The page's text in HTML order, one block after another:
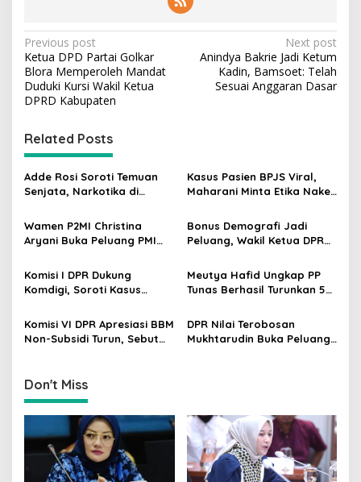
P
o
s
n
a
v
g
a
t
i
o
n
Previous post
Ketua DPD Partai Golkar
Blora Memperoleh Mandat
Duduki Kursi Wakil Ketua
DPRD Kabupaten
Next post
Anindya Bakrie Jadi Ketum
Kadin, Bamsoet: Telah
Sesuai Anggaran Dasar
Related Posts
Adde Rosi Soroti Temuan
Senjata, Narkotika di
Siswa Harus Dijaga
Kasus Pasien BPJS Viral,
Maharani Minta Etika Nakes
Dievaluasi
Wamen P2MI Christina
Aryani Buka Peluang PMI
dan Syaratnya
Bonus Demografi Jadi
Peluang, Wakil Ketua DPR
Tembus Pasar Kerja Global
Komisi I DPR Dukung
Komdigi, Soroti Kasus
GIIAS Tanpa Izin
Meutya Hafid Ungkap PP
Tunas Berhasil Turunkan 5
Digital
Komisi VI DPR Apresiasi BBM
Non-Subsidi Turun, Sebut
DPR Nilai Terobosan
Mukhtarudin Buka Peluang
Don't Miss